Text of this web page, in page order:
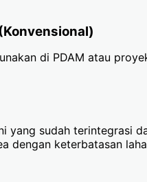
di PDAM atau
yang sudah terintegrasi
dengan keterbatasan